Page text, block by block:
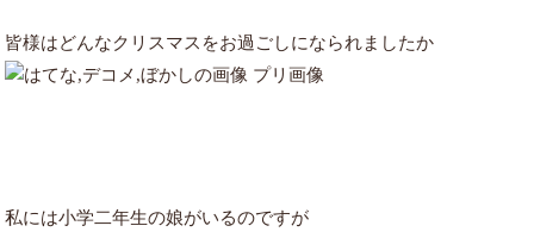
皆様はどんなクリスマスをお過ごしになられましたか
私には小学二年生の娘がいるのですが